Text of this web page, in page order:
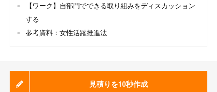
【ワーク】自部門でできる取り組みをディスカッション
する
参考資料：女性活躍推進法
見積りを10秒作成